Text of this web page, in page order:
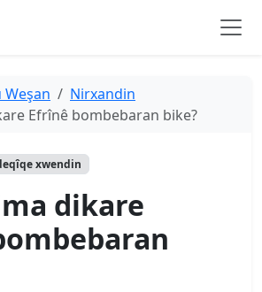
Weşan
Nirxandin
Efrînê bombebaran bike?
xwendin
dikare